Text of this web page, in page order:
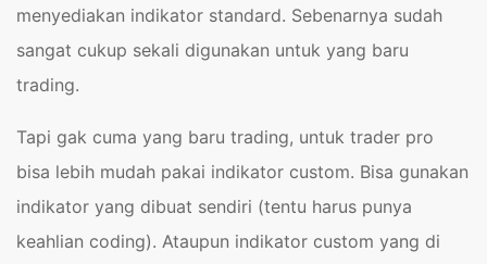
menyediakan indikator standard. Sebenarnya sudah
sangat cukup sekali digunakan untuk yang baru
trading.
Tapi gak cuma yang baru trading, untuk trader pro
bisa lebih mudah pakai indikator custom. Bisa gunakan
indikator yang dibuat sendiri (tentu harus punya
keahlian coding). Ataupun indikator custom yang di